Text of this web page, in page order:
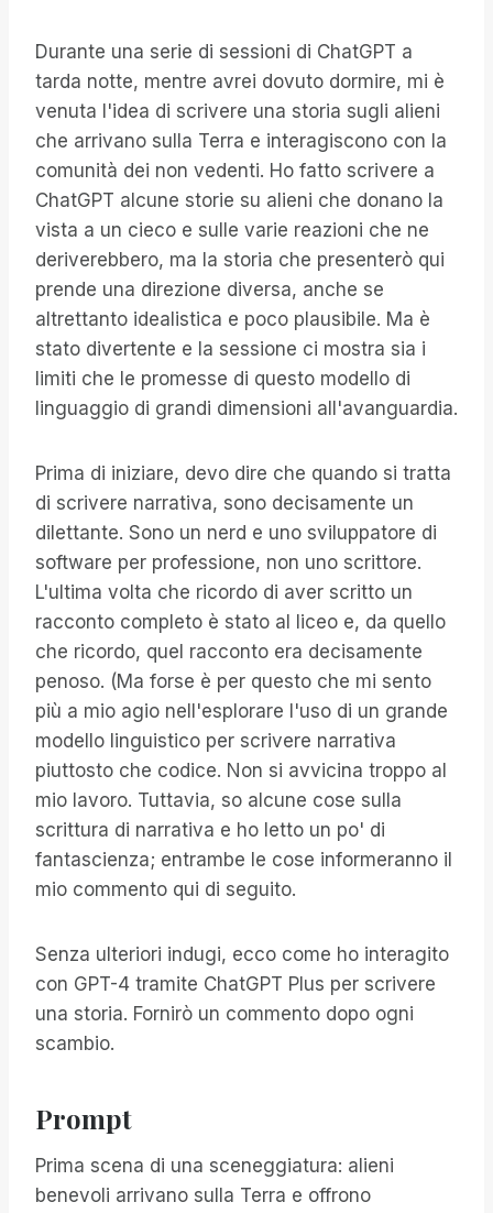
Durante una serie di sessioni di ChatGPT a
tarda notte, mentre avrei dovuto dormire, mi è
venuta l'idea di scrivere una storia sugli alieni
che arrivano sulla Terra e interagiscono con la
comunità dei non vedenti. Ho fatto scrivere a
ChatGPT alcune storie su alieni che donano la
vista a un cieco e sulle varie reazioni che ne
deriverebbero, ma la storia che presenterò qui
prende una direzione diversa, anche se
altrettanto idealistica e poco plausibile. Ma è
stato divertente e la sessione ci mostra sia i
limiti che le promesse di questo modello di
linguaggio di grandi dimensioni all'avanguardia.
Prima di iniziare, devo dire che quando si tratta
di scrivere narrativa, sono decisamente un
dilettante. Sono un nerd e uno sviluppatore di
software per professione, non uno scrittore.
L'ultima volta che ricordo di aver scritto un
racconto completo è stato al liceo e, da quello
che ricordo, quel racconto era decisamente
penoso. (Ma forse è per questo che mi sento
più a mio agio nell'esplorare l'uso di un grande
modello linguistico per scrivere narrativa
piuttosto che codice. Non si avvicina troppo al
mio lavoro. Tuttavia, so alcune cose sulla
scrittura di narrativa e ho letto un po' di
fantascienza; entrambe le cose informeranno il
mio commento qui di seguito.
Senza ulteriori indugi, ecco come ho interagito
con GPT-4 tramite ChatGPT Plus per scrivere
una storia. Fornirò un commento dopo ogni
scambio.
Prompt
Prima scena di una sceneggiatura: alieni
benevoli arrivano sulla Terra e offrono